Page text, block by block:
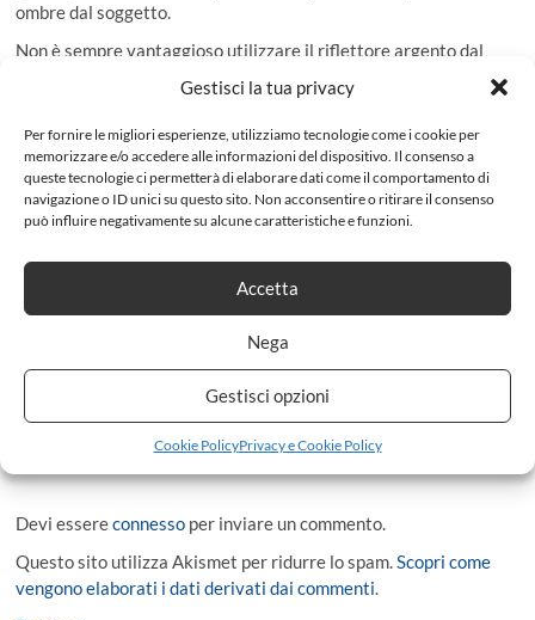
Gestisci la tua privacy
Per fornire le migliori esperienze, utilizziamo tecnologie come i cookie per
memorizzare e/o accedere alle informazioni del dispositivo. Il consenso a
queste tecnologie ci permetterà di elaborare dati come il comportamento di
navigazione o ID unici su questo sito. Non acconsentire o ritirare il consenso
può influire negativamente su alcune caratteristiche e funzioni.
Accetta
Nega
Gestisci opzioni
Cookie PolicyPrivacy e Cookie Policy
ombre dal soggetto.
Non è sempre vantaggioso utilizzare il riflettore argento dal
basso perché in questo modo si evidenziano maggiormente le
rughe. In questi casi è meglio utilizzare il riflettore bianco senza
alzarlo troppo, altrimenti si noteranno delle brutte ombre sotto
il naso del soggetto.
Quando si fotografa all’esterno, il pannello è molto utile nella
fotografia del ritratto in controluce, cioè quando il soggetto si
schiarire le ombre in primo piano.
Prima di utilizzare il riflettore osserva come la luce colpisce i
tuoi soggetti e l’ambiente circostante. Pensa a quali aree vuoi
Lascia un commento
Devi essereconnesso per inviare un commento.
Questo sito utilizza Akismet per ridurre lo spam.Scopri come
vengono elaborati i dati derivati dai commenti.